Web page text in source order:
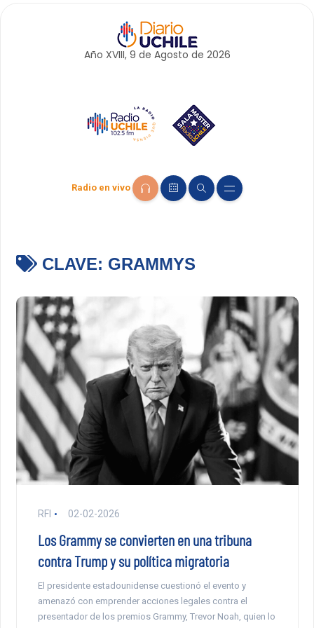
Año XVIII, 9 de Agosto de 2026
Radio en vivo
CLAVE: GRAMMYS
RFI 02-02-2026
Los Grammy se convierten en una tribuna
contra Trump y su política migratoria
El presidente estadounidense cuestionó el evento y
amenazó con emprender acciones legales contra el
presentador de los premios Grammy, Trevor Noah, quien lo